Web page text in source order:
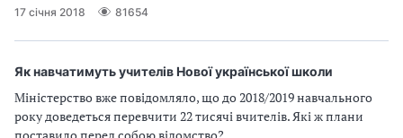
17 січня 2018 81654
Як навчатимуть учителів Нової української школи
Міністерство вже повідомляло, що до 2018/2019 навчального
року доведеться перевчити 22 тисячі вчителів. Які ж плани